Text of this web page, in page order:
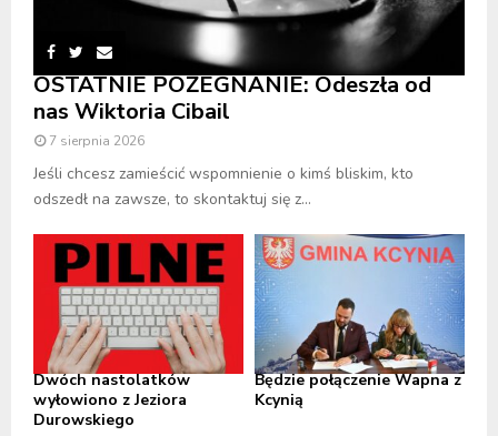
OSTATNIE POŻEGNANIE: Odeszła od
nas Wiktoria Cibail
7 sierpnia 2026
Jeśli chcesz zamieścić wspomnienie o kimś bliskim, kto
odszedł na zawsze, to skontaktuj się z...
Dwóch nastolatków
wyłowiono z Jeziora
Durowskiego
Będzie połączenie Wapna z
Kcynią